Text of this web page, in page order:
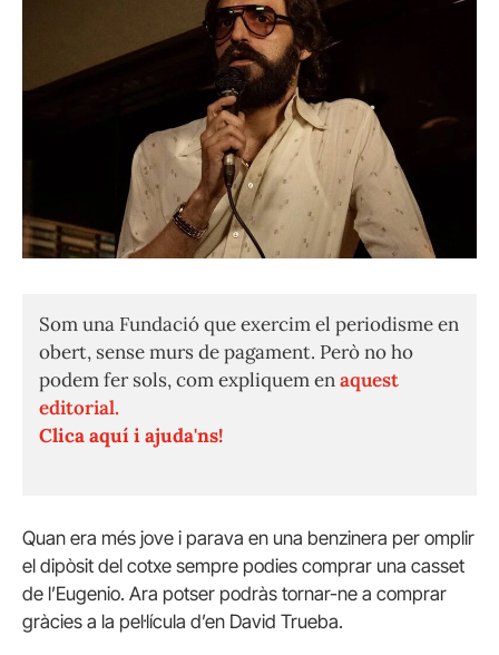
Som una Fundació que exercim el periodisme en
obert, sense murs de pagament. Però no ho
podem fer sols, com expliquem enaquest
editorial.
Clica aquí i ajuda'ns!
Quan era més jove i parava en una benzinera per omplir
el dipòsit del cotxe sempre podies comprar una casset
de l’Eugenio. Ara potser podràs tornar-ne a comprar
gràcies a la pel·lícula d’en David Trueba.